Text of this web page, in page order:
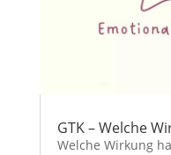
GTK – Welche
Welche Wirkung